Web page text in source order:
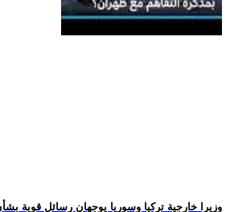
.. وزيرا خارجية تركيا وسوريا يوجهان رسائل قوية